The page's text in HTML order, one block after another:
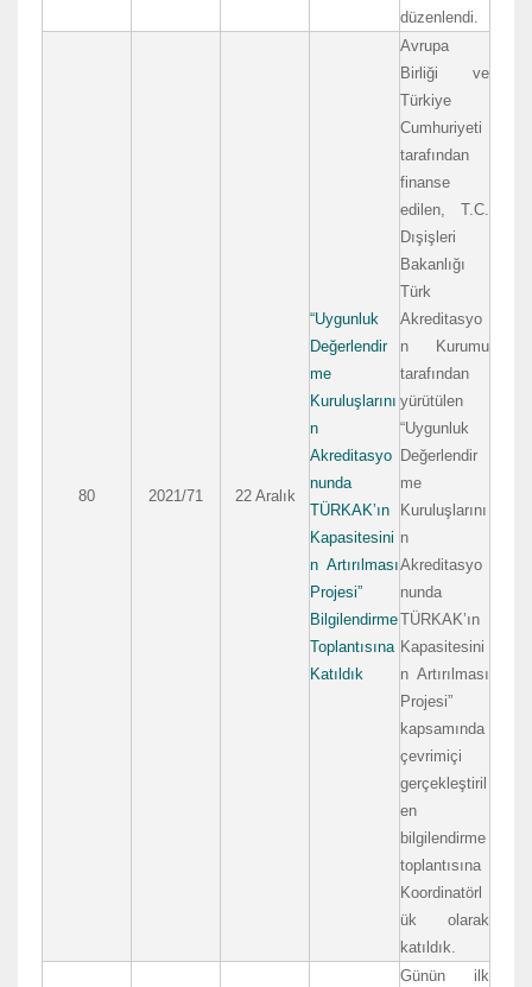
düzenlendi.
80 2021/71 22 Aralık
“Uygunluk
Değerlendir
me
Kuruluşlarını
n
Akreditasyo
nunda
TÜRKAK’ın
Kapasitesini
n Artırılması
Projesi”
Bilgilendirme
Toplantısına
Katıldık
Avrupa
Birliği ve
Türkiye
Cumhuriyeti
tarafından
finanse
edilen, T.C.
Dışişleri
Bakanlığı
Türk
Akreditasyo
n Kurumu
tarafından
yürütülen
“Uygunluk
Değerlendir
me
Kuruluşlarını
n
Akreditasyo
nunda
TÜRKAK’ın
Kapasitesini
n Artırılması
Projesi”
kapsamında
çevrimiçi
gerçekleştiril
en
bilgilendirme
toplantısına
Koordinatörl
ük olarak
katıldık.
Günün ilk